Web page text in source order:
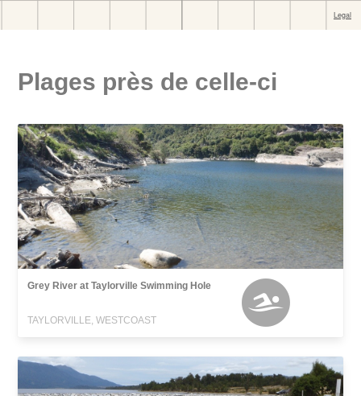
Plages près de celle-ci
Grey River at Taylorville Swimming Hole
TAYLORVILLE, WESTCOAST